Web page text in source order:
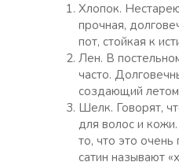
Хлопок.
прочная,
пот, стойкая к
Лен. В
часто.
создающий
Шелк. Говорят,
для волос и
то, что это
сатин называют